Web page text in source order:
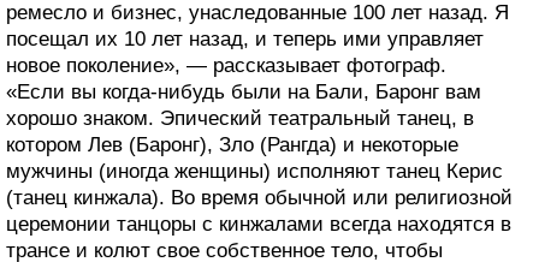
ремесло и бизнес, унаследованные 100 лет назад. Я
посещал их 10 лет назад, и теперь ими управляет
новое поколение», — рассказывает фотограф.
«Если вы когда-нибудь были на Бали, Баронг вам
хорошо знаком. Эпический театральный танец, в
котором Лев (Баронг), Зло (Рангда) и некоторые
мужчины (иногда женщины) исполняют танец Керис
(танец кинжала). Во время обычной или религиозной
церемонии танцоры с кинжалами всегда находятся в
трансе и колют свое собственное тело, чтобы